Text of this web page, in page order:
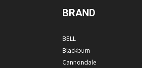
BRAND
BELL
Blackburn
Cannondale